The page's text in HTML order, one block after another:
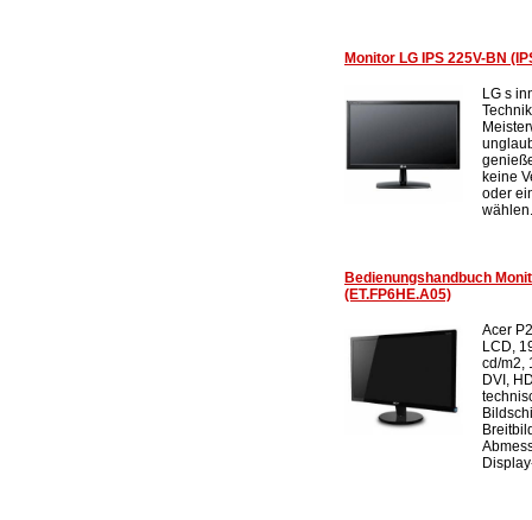
Monitor LG IPS 225V-BN
LG s
keine
oder
Bedienungshandbuch
(ET.FP6HE.A05)
Acer
LCD,
cd/m2,
DVI,